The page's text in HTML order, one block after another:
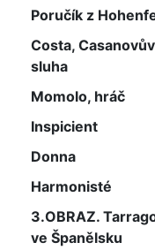
Poručík z
Costa, Casanovův
sluha
Momolo, hráč
Inspicient
Donna
Harmonisté
3.OBRAZ.
ve Španělsku